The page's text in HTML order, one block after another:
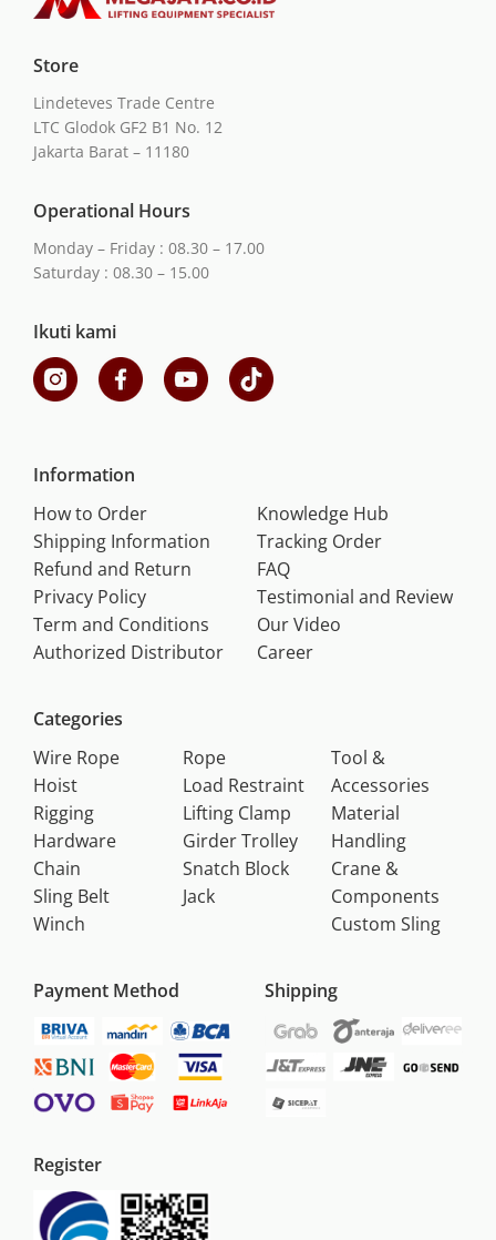
Store
Lindeteves Trade Centre
LTC Glodok GF2 B1 No. 12
Jakarta Barat – 11180
Operational Hours
Monday – Friday : 08.30 – 17.00
Saturday : 08.30 – 15.00
Ikuti kami
Information
How to Order
Shipping Information
Refund and Return
Privacy Policy
Term and Conditions
Authorized Distributor
Knowledge Hub
Tracking Order
FAQ
Testimonial and Review
Our Video
Career
Categories
Wire Rope
Hoist
Rigging
Hardware
Chain
Sling Belt
Winch
Rope
Load Restraint
Lifting Clamp
Girder Trolley
Snatch Block
Jack
Tool &
Accessories
Material
Handling
Crane &
Components
Custom Sling
Payment Method Shipping
Register